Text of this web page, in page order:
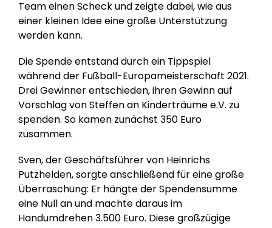
Team einen Scheck und zeigte dabei, wie aus
einer kleinen Idee eine große Unterstützung
werden kann.
Die Spende entstand durch ein Tippspiel
während der Fußball-Europameisterschaft 2021.
Drei Gewinner entschieden, ihren Gewinn auf
Vorschlag von Steffen an Kinderträume e.V. zu
spenden. So kamen zunächst 350 Euro
zusammen.
Sven, der Geschäftsführer von Heinrichs
Putzhelden, sorgte anschließend für eine große
Überraschung: Er hängte der Spendensumme
eine Null an und machte daraus im
Handumdrehen 3.500 Euro. Diese großzügige